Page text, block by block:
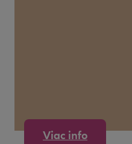
Viac info